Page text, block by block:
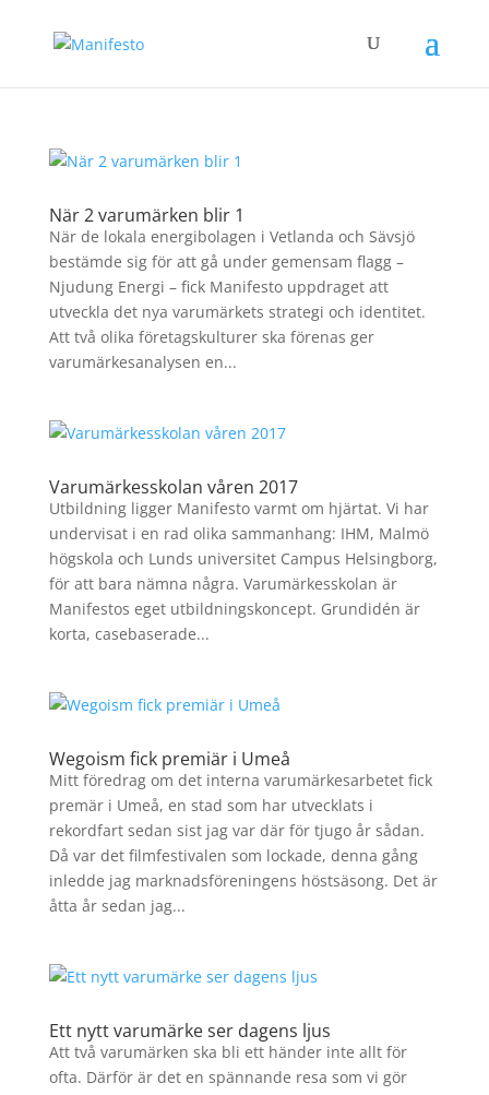
När 2 varumärken blir 1
När de lokala energibolagen i Vetlanda och Sävsjö
bestämde sig för att gå under gemensam flagg –
Njudung Energi – fick Manifesto uppdraget att
utveckla det nya varumärkets strategi och identitet.
Att två olika företagskulturer ska förenas ger
varumärkesanalysen en...
Varumärkesskolan våren 2017
Utbildning ligger Manifesto varmt om hjärtat. Vi har
undervisat i en rad olika sammanhang: IHM, Malmö
högskola och Lunds universitet Campus Helsingborg,
för att bara nämna några. Varumärkesskolan är
Manifestos eget utbildningskoncept. Grundidén är
korta, casebaserade...
Wegoism fick premiär i Umeå
Mitt föredrag om det interna varumärkesarbetet fick
premär i Umeå, en stad som har utvecklats i
rekordfart sedan sist jag var där för tjugo år sådan.
Då var det filmfestivalen som lockade, denna gång
inledde jag marknadsföreningens höstsäsong. Det är
åtta år sedan jag...
Ett nytt varumärke ser dagens ljus
Att två varumärken ska bli ett händer inte allt för
ofta. Därför är det en spännande resa som vi gör